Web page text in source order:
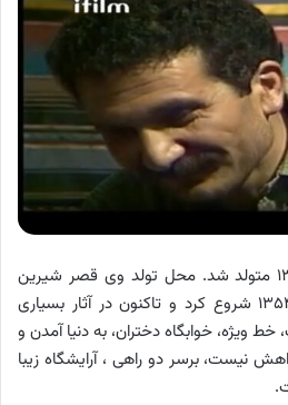
اسماعیل پوررضا در سال ۱۳۲۸ متولد شد. محل تولد وی قصر شیرین
است. او بازیگری را از سال ۱۳۵۴ شروع کرد و تاکنون در آثار بسیاری
خوابگاه دختران، به دنیا آمدن و
نیست، برسر دو راهی ، آرایشگاه زیبا